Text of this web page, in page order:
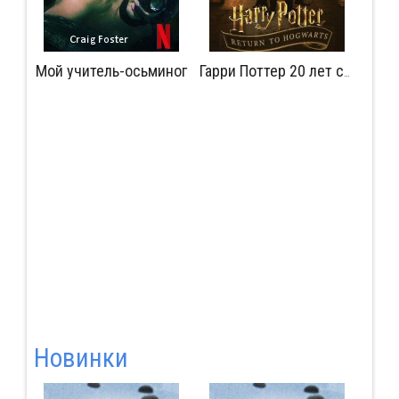
Мой учитель-осьминог
Новинки